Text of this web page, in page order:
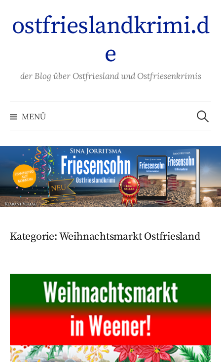
Inhalt
überspringen
ostfrieslandkrimi.d
e
der Blog über Ostfriesland und Ostfriesenkrimis
MENÜ
Suchen
nach:
Kategorie:Weihnachtsmarkt Ostfriesland